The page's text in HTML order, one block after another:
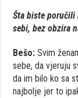
Šta biste poručili
sebi, bez obzira
Bešo: Svim
sebe, da vjeruju
da im bilo ko sa
najbolje jer to